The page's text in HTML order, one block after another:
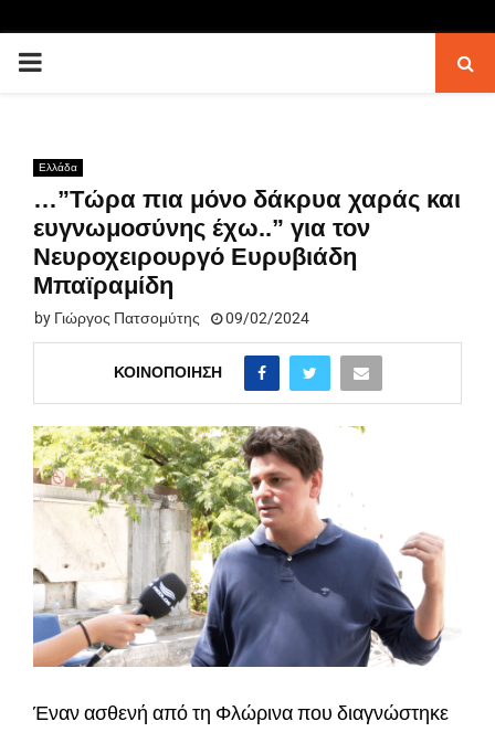
PRIMARY
Ελλάδα
…”Τώρα πια μόνο δάκρυα χαράς και
ευγνωμοσύνης έχω..” για τον
Νευροχειρουργό Ευρυβιάδη
Μπαϊραμίδη
by Γιώργος Πατσομύτης 09/02/2024
ΚΟΙΝΟΠΟΊΗΣΗ
Έναν ασθενή από τη Φλώρινα που διαγνώστηκε